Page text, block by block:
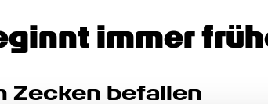
immer
Zecken befallen